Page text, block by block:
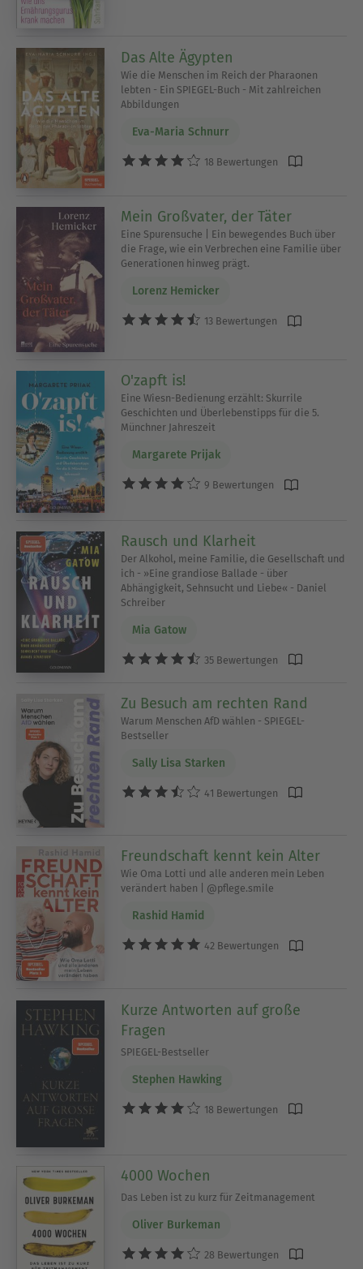
Das Alte Ägypten
Wie die Menschen im Reich der Pharaonen
lebten - Ein SPIEGEL-Buch - Mit zahlreichen
Abbildungen
Eva-Maria Schnurr
18 Bewertungen
Mein Großvater, der Täter
Eine Spurensuche | Ein bewegendes Buch über
die Frage, wie ein Verbrechen eine Familie über
Generationen hinweg prägt.
Lorenz Hemicker
13 Bewertungen
O'zapft is!
Eine Wiesn-Bedienung erzählt: Skurrile
Geschichten und Überlebenstipps für die 5.
Münchner Jahreszeit
Margarete Prijak
9 Bewertungen
Rausch und Klarheit
Der Alkohol, meine Familie, die Gesellschaft und
ich - »Eine grandiose Ballade - über
Abhängigkeit, Sehnsucht und Liebe« - Daniel
Schreiber
Mia Gatow
35 Bewertungen
Zu Besuch am rechten Rand
Warum Menschen AfD wählen - SPIEGEL-
Bestseller
Sally Lisa Starken
41 Bewertungen
Freundschaft kennt kein Alter
Wie Oma Lotti und alle anderen mein Leben
verändert haben | @pflege.smile
Rashid Hamid
42 Bewertungen
Kurze Antworten auf große
Fragen
SPIEGEL-Bestseller
Stephen Hawking
18 Bewertungen
4000 Wochen
Das Leben ist zu kurz für Zeitmanagement
Oliver Burkeman
28 Bewertungen